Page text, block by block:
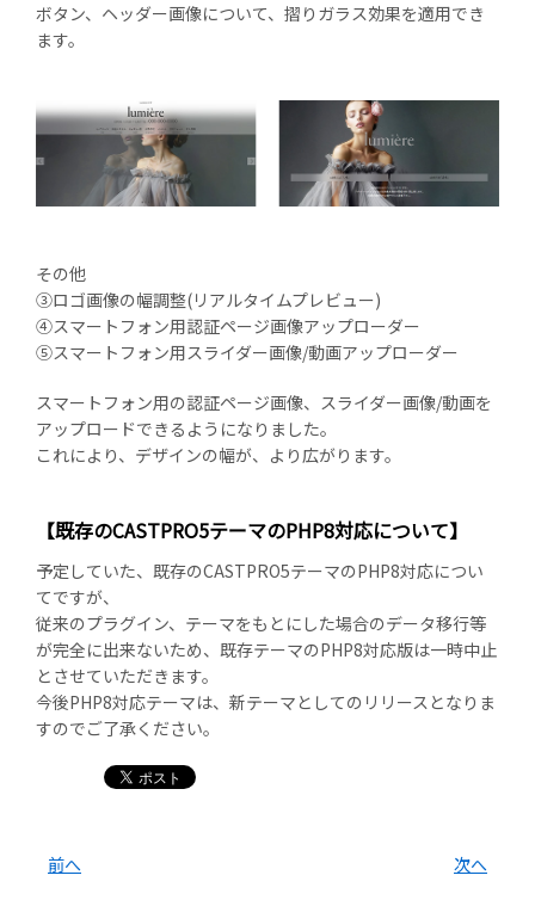
ボタン、ヘッダー画像について、摺りガラス効果を適用でき
ます。
その他
③ロゴ画像の幅調整(リアルタイムプレビュー)
④スマートフォン用認証ページ画像アップローダー
⑤スマートフォン用スライダー画像/動画アップローダー
スマートフォン用の認証ページ画像、スライダー画像/動画を
アップロードできるようになりました。
これにより、デザインの幅が、より広がります。
【既存のCASTPRO5テーマのPHP8対応について】
予定していた、既存のCASTPRO5テーマのPHP8対応につい
てですが、
従来のプラグイン、テーマをもとにした場合のデータ移行等
が完全に出来ないため、既存テーマのPHP8対応版は一時中止
とさせていただきます。
今後PHP8対応テーマは、新テーマとしてのリリースとなりま
すのでご了承ください。
前へ 次へ